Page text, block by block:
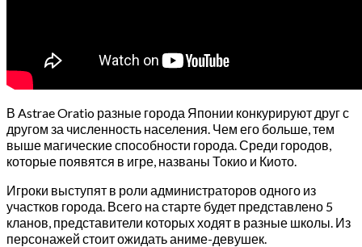
В Astrae Oratio разные города Японии конкурируют друг с
другом за численность населения. Чем его больше, тем
выше магические способности города. Среди городов,
которые появятся в игре, названы Токио и Киото.
Игроки выступят в роли администраторов одного из
участков города. Всего на старте будет представлено 5
кланов, представители которых ходят в разные школы. Из
персонажей стоит ожидать аниме-девушек.